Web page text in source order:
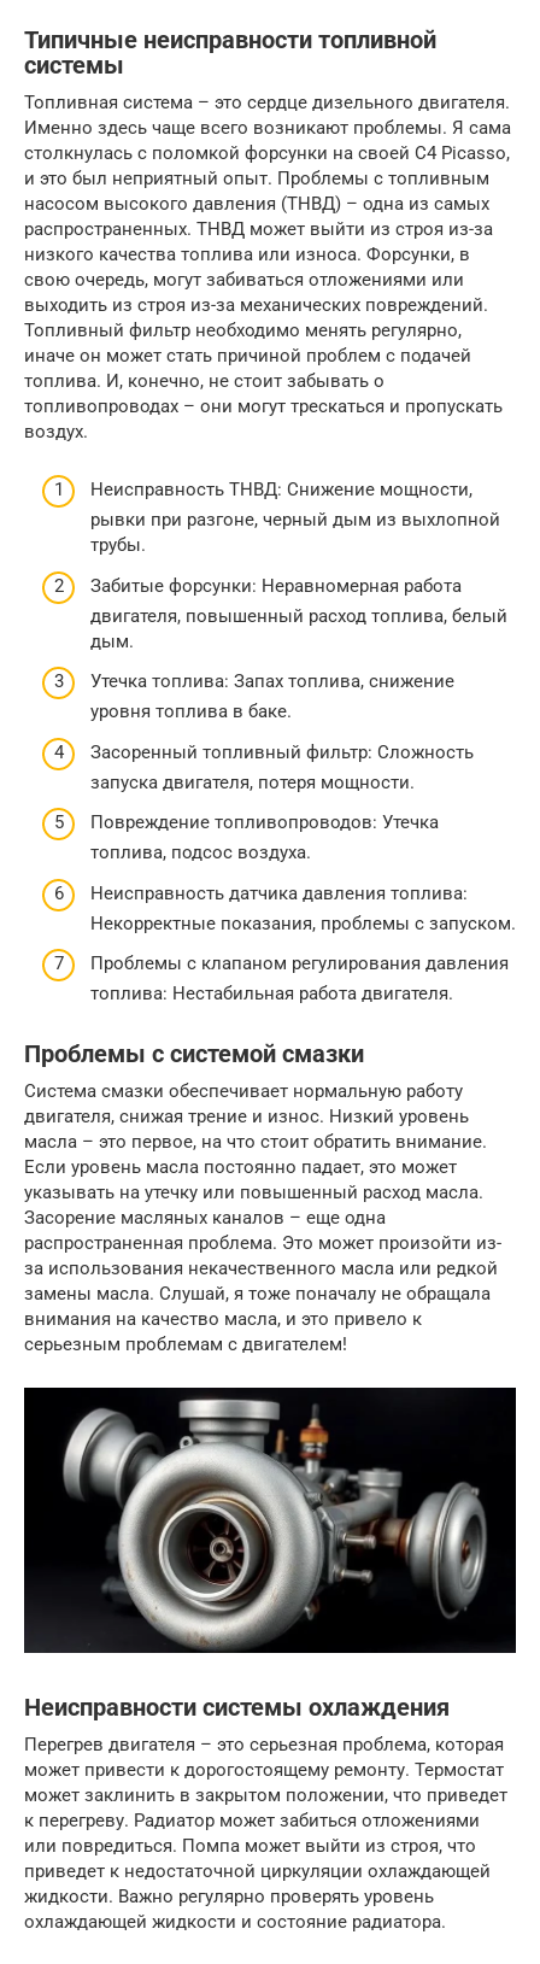
Типичные неисправности топливной
системы
Топливная система – это сердце дизельного двигателя.
Именно здесь чаще всего возникают проблемы. Я сама
столкнулась с поломкой форсунки на своей C4 Picasso,
и это был неприятный опыт. Проблемы с топливным
насосом высокого давления (ТНВД) – одна из самых
распространенных. ТНВД может выйти из строя из-за
низкого качества топлива или износа. Форсунки, в
свою очередь, могут забиваться отложениями или
выходить из строя из-за механических повреждений.
Топливный фильтр необходимо менять регулярно,
иначе он может стать причиной проблем с подачей
топлива. И, конечно, не стоит забывать о
топливопроводах – они могут трескаться и пропускать
воздух.
Неисправность ТНВД: Снижение мощности,
рывки при разгоне, черный дым из выхлопной
трубы.
Забитые форсунки: Неравномерная работа
двигателя, повышенный расход топлива, белый
дым.
Утечка топлива: Запах топлива, снижение
уровня топлива в баке.
Засоренный топливный фильтр: Сложность
запуска двигателя, потеря мощности.
Повреждение топливопроводов: Утечка
топлива, подсос воздуха.
Неисправность датчика давления топлива:
Некорректные показания, проблемы с запуском.
Проблемы с клапаном регулирования давления
топлива: Нестабильная работа двигателя.
Проблемы с системой смазки
Система смазки обеспечивает нормальную работу
двигателя, снижая трение и износ. Низкий уровень
масла – это первое, на что стоит обратить внимание.
Если уровень масла постоянно падает, это может
указывать на утечку или повышенный расход масла.
Засорение масляных каналов – еще одна
распространенная проблема. Это может произойти из-
за использования некачественного масла или редкой
замены масла. Слушай, я тоже поначалу не обращала
внимания на качество масла, и это привело к
серьезным проблемам с двигателем!
Неисправности системы охлаждения
Перегрев двигателя – это серьезная проблема, которая
может привести к дорогостоящему ремонту. Термостат
может заклинить в закрытом положении, что приведет
к перегреву. Радиатор может забиться отложениями
или повредиться. Помпа может выйти из строя, что
приведет к недостаточной циркуляции охлаждающей
жидкости. Важно регулярно проверять уровень
охлаждающей жидкости и состояние радиатора.